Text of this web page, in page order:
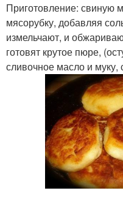
Приготовление: свиную
мясорубку, добавляя
измельчают, и
готовят крутое пюре,
сливочное масло и муку,